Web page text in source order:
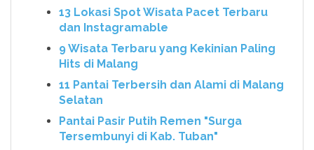
13 Lokasi Spot Wisata Pacet Terbaru
dan Instagramable
9 Wisata Terbaru yang Kekinian Paling
Hits di Malang
11 Pantai Terbersih dan Alami di Malang
Selatan
Pantai Pasir Putih Remen "Surga
Tersembunyi di Kab. Tuban"